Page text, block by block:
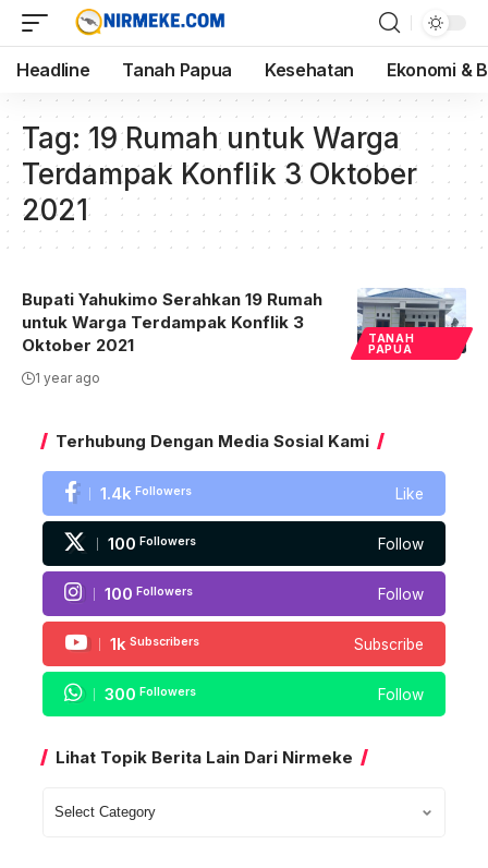
Headline Tanah Papua Kesehatan Ekonomi &
Tag: 19 Rumah untuk Warga
Terdampak Konflik 3 Oktober
2021
TANAH
PAPUA
Bupati Yahukimo Serahkan 19 Rumah
untuk Warga Terdampak Konflik 3
Oktober 2021
1 year ago
Terhubung Dengan Media Sosial Kami
1.4k Followers Like
100 Followers Follow
100 Followers Follow
1k Subscribers Subscribe
300 Followers Follow
Lihat Topik Berita Lain Dari Nirmeke